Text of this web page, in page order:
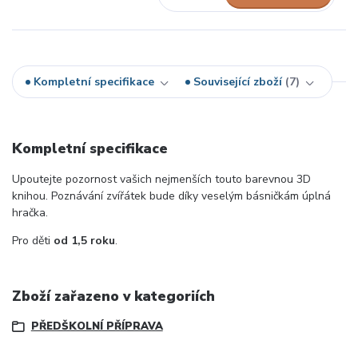
Kompletní specifikace Související zboží 7
Kompletní specifikace
Upoutejte pozornost vašich nejmenších touto barevnou 3D
knihou. Poznávání zvířátek bude díky veselým básničkám úplná
hračka.
Pro děti od 1,5 roku.
Zboží zařazeno v kategoriích
PŘEDŠKOLNÍ PŘÍPRAVA